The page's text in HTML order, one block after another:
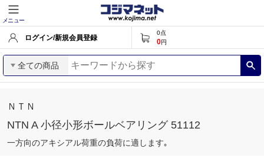
メニュー
ログイン/新規会員登録
0点
0円
全ての商品
ＮＴＮ
NTN A 小径小形ボールベアリング 51112
一方向のアキシアル荷重の負荷に適します｡